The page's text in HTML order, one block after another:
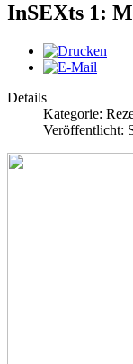
InSEXts 1:
Details
Kategorie:
Veröffentlicht: